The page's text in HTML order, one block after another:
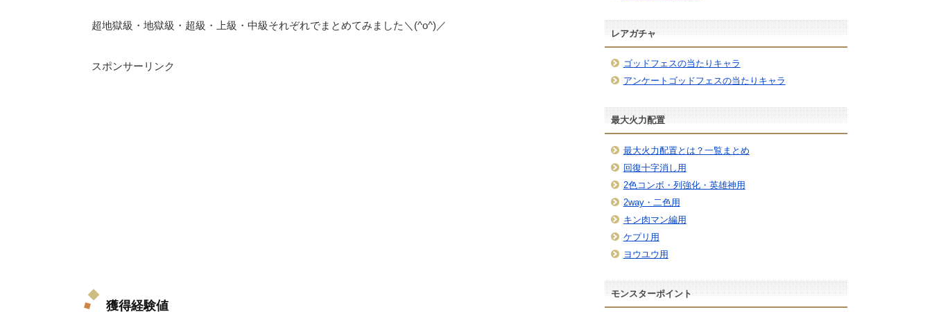
超地獄級・地獄級・超級・上級・中級それぞれでまとめてみました＼(^o^)／
スポンサーリンク
獲得経験値
レアガチャ
ゴッドフェスの当たりキャラ
アンケートゴッドフェスの当たりキャラ
最大火力配置
最大火力配置とは？一覧まとめ
回復十字消し用
2色コンボ・列強化・英雄神用
2way・二色用
キン肉マン編用
ケプリ用
ヨウユウ用
モンスターポイント